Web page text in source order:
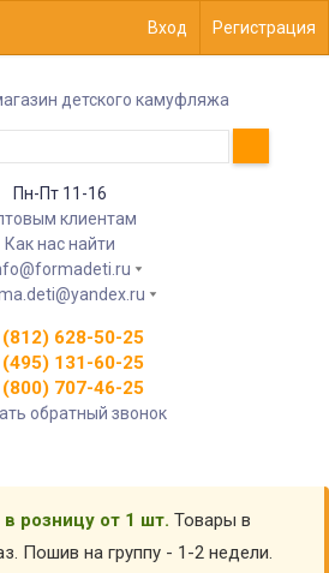
Вход Регистрация
Пн-Пт 11-16
клиентам
Как нас найти
628-50-25
131-60-25
(800) 707-46-25
обратный звонок
розницу от 1 шт. Товары в
Пошив на группу - 1-2 недели.